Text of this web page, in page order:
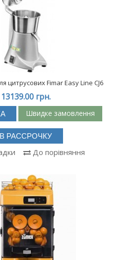
цитрусових Fimar Easy Line CJ6
13139.00 грн.
Швидке замовлення
В РАССРОЧКУ
До порівняння